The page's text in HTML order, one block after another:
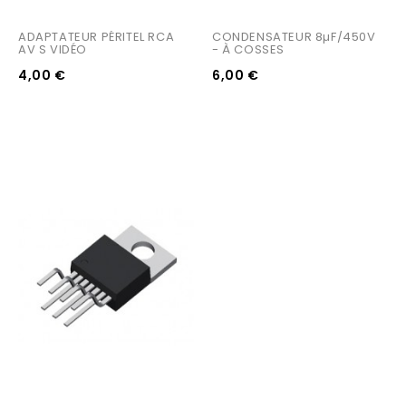
ADAPTATEUR PÉRITEL RCA
AV S VIDÉO
4,00 €
CONDENSATEUR 8µF/450V
- À COSSES
6,00 €